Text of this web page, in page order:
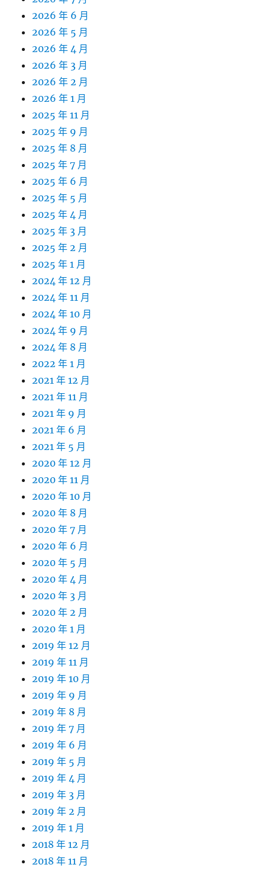
2026 年 6 月
2026 年 5 月
2026 年 4 月
2026 年 3 月
2026 年 2 月
2026 年 1 月
2025 年 11 月
2025 年 9 月
2025 年 8 月
2025 年 7 月
2025 年 6 月
2025 年 5 月
2025 年 4 月
2025 年 3 月
2025 年 2 月
2025 年 1 月
2024 年 12 月
2024 年 11 月
2024 年 10 月
2024 年 9 月
2024 年 8 月
2022 年 1 月
2021 年 12 月
2021 年 11 月
2021 年 9 月
2021 年 6 月
2021 年 5 月
2020 年 12 月
2020 年 11 月
2020 年 10 月
2020 年 8 月
2020 年 7 月
2020 年 6 月
2020 年 5 月
2020 年 4 月
2020 年 3 月
2020 年 2 月
2020 年 1 月
2019 年 12 月
2019 年 11 月
2019 年 10 月
2019 年 9 月
2019 年 8 月
2019 年 7 月
2019 年 6 月
2019 年 5 月
2019 年 4 月
2019 年 3 月
2019 年 2 月
2019 年 1 月
2018 年 12 月
2018 年 11 月